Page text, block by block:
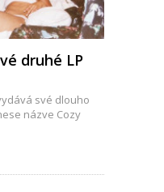
druhé LP
své dlouho
názve Cozy